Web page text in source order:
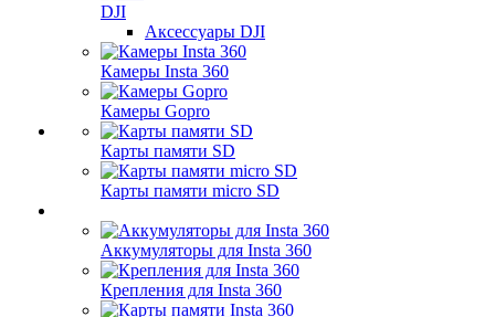
DJI
Аксессуары DJI
Камеры Insta 360
Камеры Gopro
Карты памяти SD
Карты памяти micro SD
Аккумуляторы для Insta 360
Крепления для Insta 360